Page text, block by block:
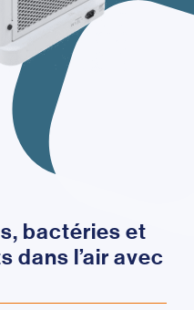
bactéries et
dans l’air avec